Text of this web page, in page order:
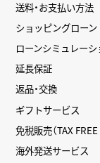
送料・お支払い方法
ショッピングローン
ローンシミュレー
延長保証
返品・交換
ギフトサービス
免税販売（TAX FREE
海外発送サービス